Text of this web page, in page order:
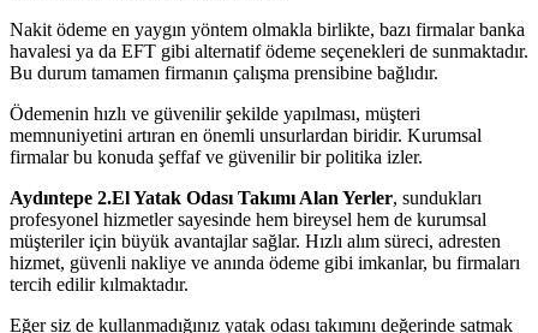
Nakit ödeme en yaygın yöntem olmakla birlikte, bazı firmalar banka
havalesi ya da EFT gibi alternatif ödeme seçenekleri de sunmaktadır.
Bu durum tamamen firmanın çalışma prensibine bağlıdır.
Ödemenin hızlı ve güvenilir şekilde yapılması, müşteri
memnuniyetini artıran en önemli unsurlardan biridir. Kurumsal
firmalar bu konuda şeffaf ve güvenilir bir politika izler.
Aydıntepe 2.El Yatak Odası Takımı Alan Yerler, sundukları
profesyonel hizmetler sayesinde hem bireysel hem de kurumsal
müşteriler için büyük avantajlar sağlar. Hızlı alım süreci, adresten
hizmet, güvenli nakliye ve anında ödeme gibi imkanlar, bu firmaları
tercih edilir kılmaktadır.
Eğer siz de kullanmadığınız yatak odası takımını değerinde satmak